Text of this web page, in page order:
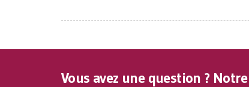
Vous avez une question ?